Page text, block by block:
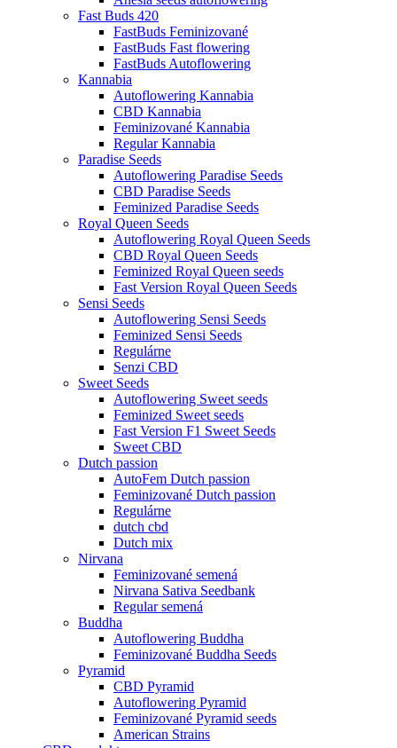
Fast Buds 420
FastBuds Feminizované
FastBuds Fast flowering
FastBuds Autoflowering
Kannabia
Autoflowering Kannabia
CBD Kannabia
Feminizované Kannabia
Regular Kannabia
Paradise Seeds
Autoflowering Paradise Seeds
CBD Paradise Seeds
Feminized Paradise Seeds
Royal Queen Seeds
Autoflowering Royal Queen Seeds
CBD Royal Queen Seeds
Feminized Royal Queen seeds
Fast Version Royal Queen Seeds
Sensi Seeds
Autoflowering Sensi Seeds
Feminized Sensi Seeds
Regulárne
Senzi CBD
Sweet Seeds
Autoflowering Sweet seeds
Feminized Sweet seeds
Fast Version F1 Sweet Seeds
Sweet CBD
Dutch passion
AutoFem Dutch passion
Feminizované Dutch passion
Regulárne
dutch cbd
Dutch mix
Nirvana
Feminizované semená
Nirvana Sativa Seedbank
Regular semená
Buddha
Autoflowering Buddha
Feminizované Buddha Seeds
Pyramid
CBD Pyramid
Autoflowering Pyramid
Feminizované Pyramid seeds
American Strains